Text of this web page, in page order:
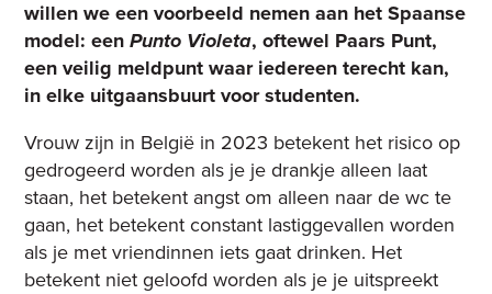
willen we een voorbeeld nemen aan het Spaanse
model: eenPunto Violeta, oftewel Paars Punt,
een veilig meldpunt waar iedereen terecht kan,
in elke uitgaansbuurt voor studenten.
Vrouw zijn in België in 2023 betekent het risico op
gedrogeerd worden als je je drankje alleen laat
staan, het betekent angst om alleen naar de wc te
gaan, het betekent constant lastiggevallen worden
als je met vriendinnen iets gaat drinken. Het
betekent niet geloofd worden als je je uitspreekt